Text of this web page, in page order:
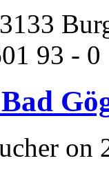
93 -
on